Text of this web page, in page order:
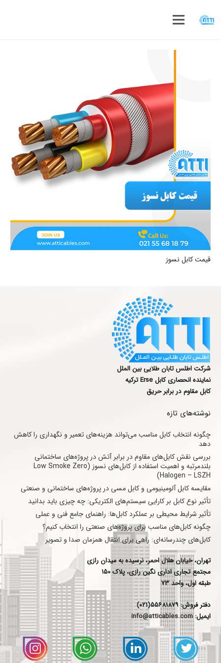
قیمت کابل نسوز
شرکت اطلس تابان طلایی بین الملل
نماینده انحصاری کابل Erse ترکیه
کابل مقاوم در برابر حریق
نوشته‌های تازه
چگونه انتخاب کابل مناسب می‌تواند هزینه‌های تعمیر و نگهداری را کاهش
دهد
بررسی نقش کابل‌های مقاوم در برابر آتش در پروژه‌های ساختمانی
بلندمرتبه و اهمیت استفاده از کابل‌های نسوز (Low Smoke Zero
Halogen – LSZH)
مقایسه کابل آلومینیومی و کابل مسی در پروژه‌های ساختمانی و صنعتی
تأثیر نوع کابل بر کارایی سیستم‌های الکتریکی: چه چیزی باید بدانید
تأثیر شرایط محیطی بر عملکرد کابل‌ها: راهنمای جامع فنی و عملی
چگونه کابل‌های مناسب برای پروژه‌های صنعتی را انتخاب کنیم؟
کابل‌های چندرسانه‌ای: راهی برای انتقال همزمان صدا و تصویر
تهران، خیابان هلال احمر، نرسیده به میدان رازی
مجتمع تجاری اداری نگین رازی، پلاک ۱۵۰
طبقه اول، واحد ۷۳
دفتر فروش: ۵۵۶۸۱۸۷۹(۰۲۱)
ایمیل:info@atticables.com